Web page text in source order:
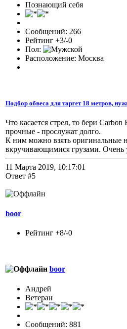
Познающий себя
Сообщений: 266
Рейтинг +3/-0
Пол:
Расположение: Москва
Подбор обвеса для таргет 18 метров,
Что касается стрел, то бери
прочные - прослужат долго.
К ним можно взять оригинальные
вкручивающимися грузами. Очень
11 Марта 2019, 10:17:01
Ответ #5
boor
Рейтинг +8/-0
boor
Андрей
Ветеран
Сообщений: 881